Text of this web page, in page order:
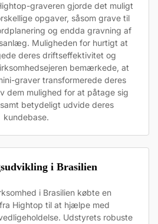
graveren gjorde det muligt
opgaver, såsom grave til
og endda gravning af
Muligheden for hurtigt at
deres driftseffektivitet og
bemærkede, at
graver transformerede deres
dem mulighed for at påtage sig
betydeligt udvide deres
kundebase.
i Brasilien
i Brasilien købte en
Hightop til at hjælpe med
Udstyrets robuste